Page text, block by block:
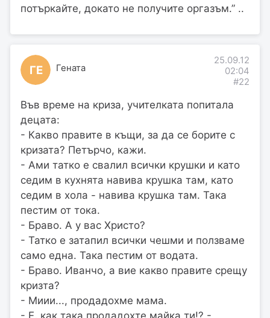
потъркайте, докато не получите оргазъм.” ..
ГЕ Гената
25.09.12
02:04
#22
Във време на криза, учителката попитала
децата:
- Какво правите в къщи, за да се борите с
кризата? Петърчо, кажи.
- Ами татко е свалил всички крушки и като
седим в кухнята навива крушка там, като
седим в хола - навива крушка там. Така
пестим от тока.
- Браво. А у вас Христо?
- Татко е затапил всички чешми и ползваме
само една. Така пестим от водата.
- Браво. Иванчо, а вие какво правите срещу
кризта?
- Миии..., продадохме мама.
- Е, как така продадохте майка ти!? -